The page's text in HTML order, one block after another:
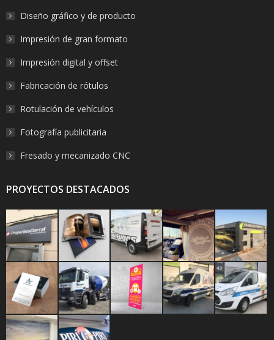
Diseño gráfico y de producto
Impresión de gran formato
Impresión digital y offset
Fabricación de rótulos
Rotulación de vehículos
Fotografía publicitaria
Fresado y mecanizado CNC
PROYECTOS DESTACADOS